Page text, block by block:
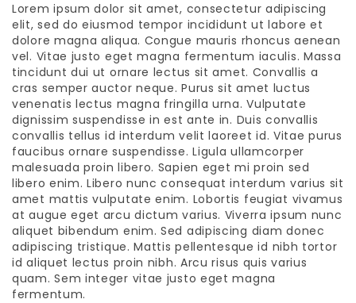
Lorem ipsum dolor sit amet, consectetur adipiscing
elit, sed do eiusmod tempor incididunt ut labore et
dolore magna aliqua. Congue mauris rhoncus aenean
vel. Vitae justo eget magna fermentum iaculis. Massa
tincidunt dui ut ornare lectus sit amet. Convallis a
cras semper auctor neque. Purus sit amet luctus
venenatis lectus magna fringilla urna. Vulputate
dignissim suspendisse in est ante in. Duis convallis
convallis tellus id interdum velit laoreet id. Vitae purus
faucibus ornare suspendisse. Ligula ullamcorper
malesuada proin libero. Sapien eget mi proin sed
libero enim. Libero nunc consequat interdum varius sit
amet mattis vulputate enim. Lobortis feugiat vivamus
at augue eget arcu dictum varius. Viverra ipsum nunc
aliquet bibendum enim. Sed adipiscing diam donec
adipiscing tristique. Mattis pellentesque id nibh tortor
id aliquet lectus proin nibh. Arcu risus quis varius
quam. Sem integer vitae justo eget magna
fermentum.